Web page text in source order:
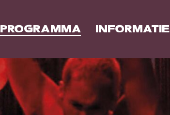
PROGRAMMA INFORMATIE